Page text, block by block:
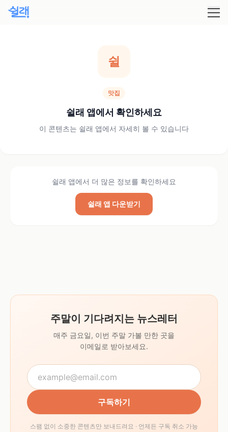
쉴
맛집
쉴래 앱에서 확인하세요
이 콘텐츠는 쉴래 앱에서 자세히 볼 수 있습니다
쉴래 앱에서 더 많은 정보를 확인하세요
쉴래 앱 다운받기
주말이 기다려지는 뉴스레터
매주 금요일, 이번 주말 가볼 만한 곳을
이메일로 받아보세요.
구독하기
스팸 없이 소중한 콘텐츠만 보내드려요 · 언제든 구독 취소 가능